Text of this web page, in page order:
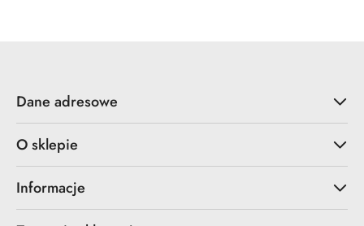
Dane adresowe
O sklepie
Informacje